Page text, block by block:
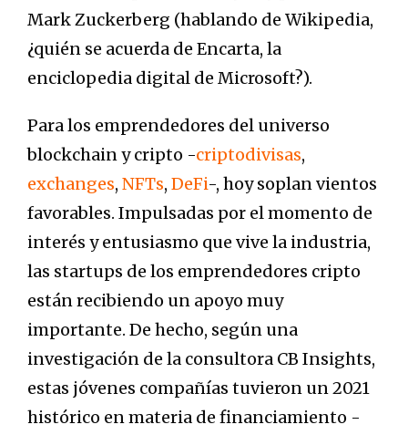
Mark Zuckerberg (hablando de Wikipedia,
¿quién se acuerda de Encarta, la
enciclopedia digital de Microsoft?).
Para los emprendedores del universo
blockchain y cripto -criptodivisas,
exchanges, NFTs, DeFi-, hoy soplan vientos
favorables. Impulsadas por el momento de
interés y entusiasmo que vive la industria,
las startups de los emprendedores cripto
están recibiendo un apoyo muy
importante. De hecho, según una
investigación de la consultora CB Insights,
estas jóvenes compañías tuvieron un 2021
histórico en materia de financiamiento -